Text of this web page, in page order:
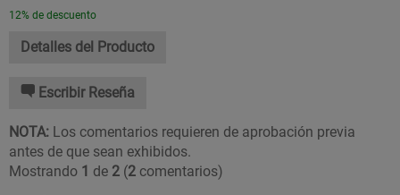
12% de descuento
Detalles del Producto
Escribir Reseña
NOTA: Los comentarios requieren de aprobación previa
antes de que sean exhibidos.
Mostrando 1 de 2 (2 comentarios)